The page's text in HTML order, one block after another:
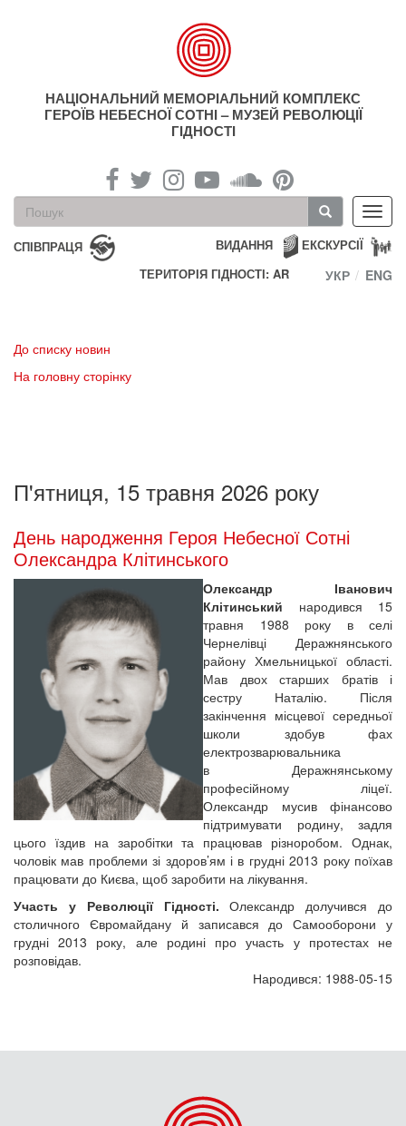
НАЦІОНАЛЬНИЙ МЕМОРІАЛЬНИЙ КОМПЛЕКС
ГЕРОЇВ НЕБЕСНОЇ СОТНІ – МУЗЕЙ РЕВОЛЮЦІЇ
ГІДНОСТІ
Пошукова
форма
Пошук
СПІВПРАЦЯ ЕКСКУРСІЇ
ВИДАННЯ
ТЕРИТОРІЯ ГІДНОСТІ: AR
УКР ENG
До списку новин
На головну сторінку
П'ятниця, 15 травня 2026 року
День народження Героя Небесної Сотні
Олександра Клітинського
Олександр Іванович
Клітинський народився 15
травня 1988 року в селі
Чернелівці Деражнянського
району Хмельницької області.
Мав двох старших братів і
сестру Наталію. Після
закінчення місцевої середньої
школи здобув фах
електрозварювальника
в Деражнянському
професійному ліцеї.
Олександр мусив фінансово
підтримувати родину, задля
цього їздив на заробітки та працював різноробом. Однак,
чоловік мав проблеми зі здоров’ям і в грудні 2013 року поїхав
працювати до Києва, щоб заробити на лікування.
Участь у Революції Гідності.Олександр долучився до
столичного Євромайдану й записався до Самооборони у
грудні 2013 року, але родині про участь у протестах не
розповідав.
Народився: 1988-05-15